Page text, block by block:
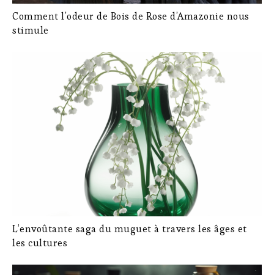
Comment l’odeur de Bois de Rose d’Amazonie nous
stimule
L’envoûtante saga du muguet à travers les âges et
les cultures